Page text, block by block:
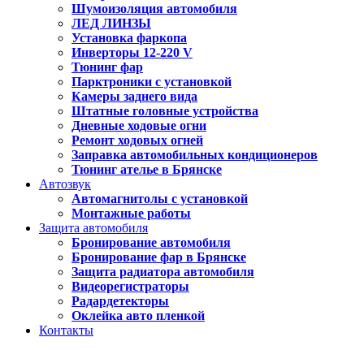
Шумоизоляция автомобиля
ЛЕД ЛИНЗЫ
Установка фаркопа
Инверторы 12-220 V
Тюнинг фар
Парктроники с установкой
Камеры заднего вида
Штатные головные устройства
Дневные ходовые огни
Ремонт ходовых огней
Заправка автомобильных кондиционеров
Тюнинг ателье в Брянске
Автозвук
Автомагнитолы с установкой
Монтажные работы
Защита автомобиля
Бронирование автомобиля
Бронирование фар в Брянске
Защита радиатора автомобиля
Видеорегистраторы
Радардетекторы
Оклейка авто пленкой
Контакты